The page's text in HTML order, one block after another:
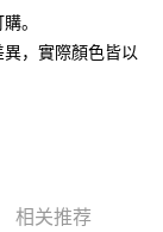
行
商业银行
。
，實際顏色皆以
相关推荐